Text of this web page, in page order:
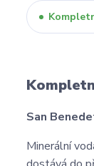
San
Minerální